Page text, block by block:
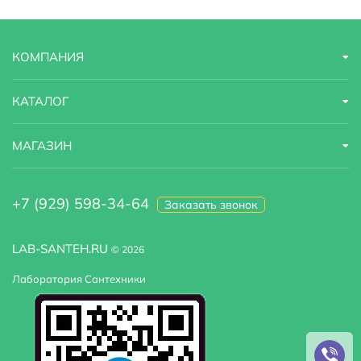
LAB-SANTEH.RU © 2026
Лаборатория Сантехники
КОМПАНИЯ
КАТАЛОГ
МАГАЗИН
+7 (929) 598-34-64 Заказать звонок